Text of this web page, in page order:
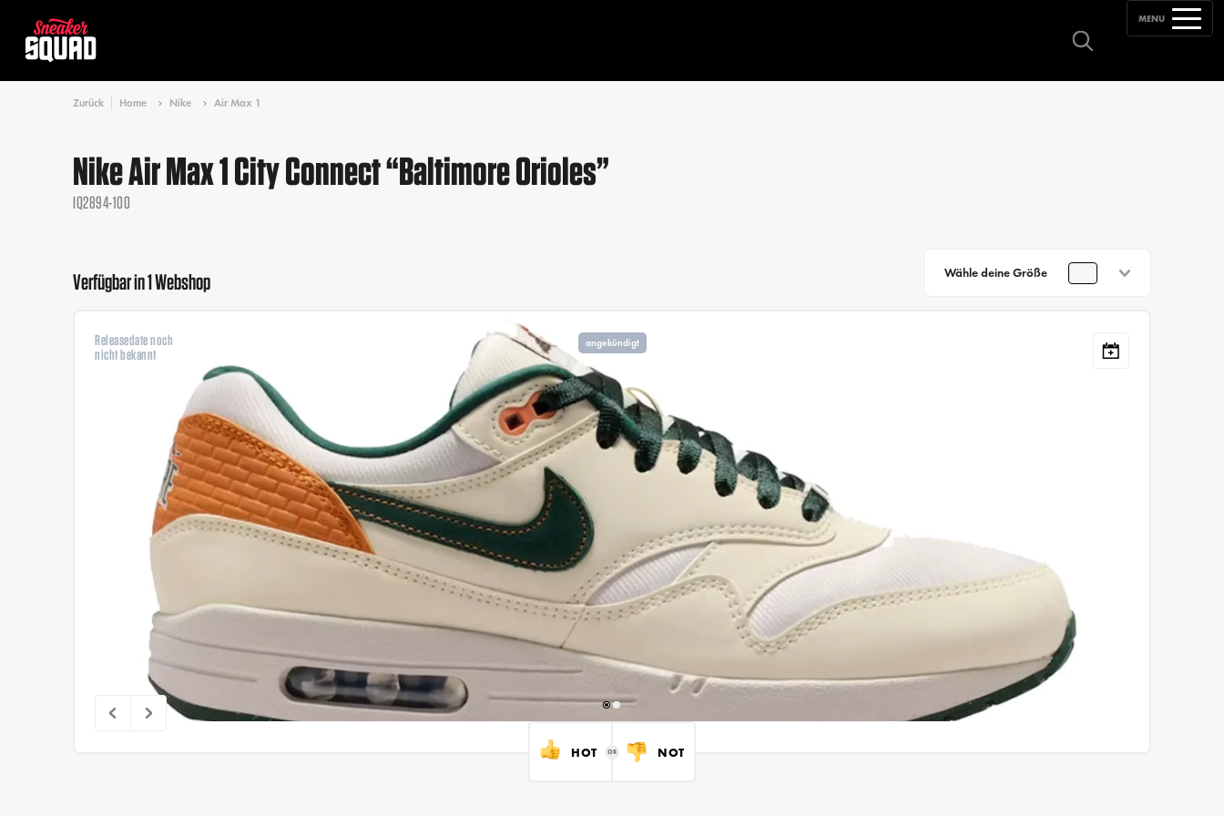
MENU
Zurück Home Nike Air Max 1
Nike Air Max 1 City Connect “Baltimore Orioles”
IQ2894-100
Verfügbar in 1 Webshop Wähle deine Größe
Releasedate noch
nicht bekannt
angekündigt
HOT NOT